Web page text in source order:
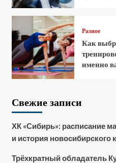
Разное
Как
именно
Свежие записи
ХК «Сибирь»: расписание
и история новосибирского
Трёхкратный обладатель